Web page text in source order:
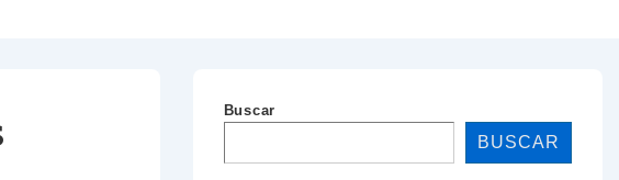
Buscar
BUSCAR